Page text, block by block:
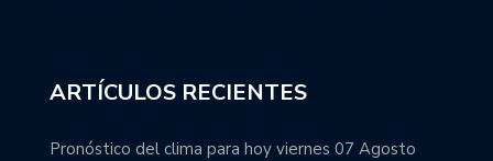
ARTÍCULOS RECIENTES
Pronóstico del clima para hoy viernes 07 Agosto